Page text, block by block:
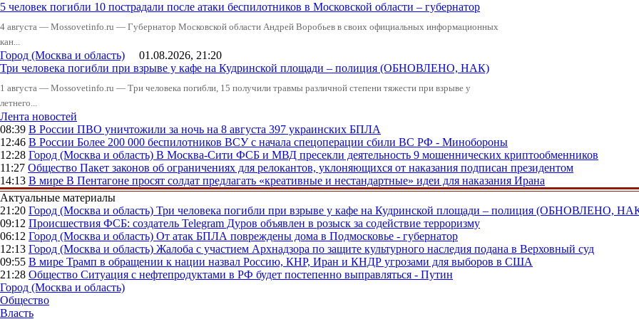
5 человек погибли 10 пострадали после атаки беспилотников в Московской области – губернатор
4 августа — Mossovetinfo.ru — Губернатор Московской области Андрей Воробьев в своих официальных информационных
кан...
Город (Москва и область) 01.08.2026, 21:20
Три человека погибли при взрыве у кафе на Кудринской площади – полиция (ОБНОВЛЕНО, НАК)
1 августа — Mossovetinfo.ru — Три человека погибли, 15 получили травмы различной степени тяжести при взрыве у
летнего...
Лента новостей
08:39 В России ПВО уничтожили за ночь на 8 августа 397 украинских БПЛА
12:46 В России Более 200 000 беспилотников ВСУ с начала спецоперации сбили ВС РФ - Минобороны
12:28 Город (Москва и область) В Москва-Сити ФСБ и МВД пресекли деятельность 9 мошеннических криптообменников
11:27 Общество Пакет законов об ограничениях для релокантов, уклоняющихся от наказания подписан президентом
14:13 В мире В Пентагоне просят солдат предлагать «креативные и нестандартные» идеи для наказания Ирана
Актуальные материалы
21:20 Город (Москва и область) Три человека погибли при взрыве у кафе на Кудринской площади – полиция (ОБНОВЛЕНО,
09:12 Происшествия ФСБ: создатель Telegram Дуров объявлен в розыск за содействие терроризму
06:12 Город (Москва и область) От атак БПЛА повреждены дома в Подмосковье - губернатор
12:13 Город (Москва и область) Жалоба с участием Архнадзора по защите культурного наследия подана в Верховный суд
09:55 В мире Трамп в обращении к нации назвал Россию, КНР, Иран и КНДР угрозами для выборов в США
21:28 Общество Ситуация с нефтепродуктами в РФ будет постепенно выправляться - Путин
Город (Москва и область)
Общество
Власть